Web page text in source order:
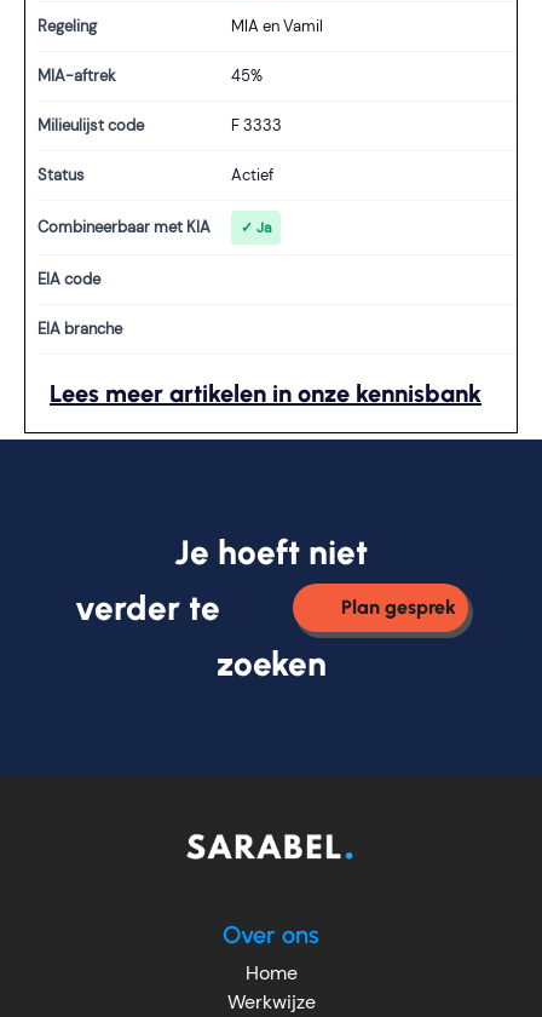
Regeling MIA en Vamil
MIA-aftrek 45%
Milieulijst code F 3333
Status Actief
Combineerbaar met KIA ✓ Ja
EIA code
EIA branche
Lees meer artikelen in onze kennisbank
Je hoeft niet
verder te
Plan gesprek
zoeken
Over ons
Home
Werkwijze